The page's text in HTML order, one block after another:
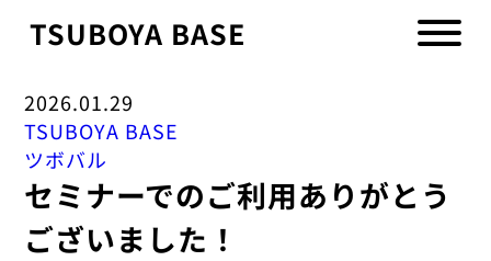
TSUBOYA BASE
2026.01.29
TSUBOYA BASE
ツボバル
セミナーでのご利用ありがとう
ございました！